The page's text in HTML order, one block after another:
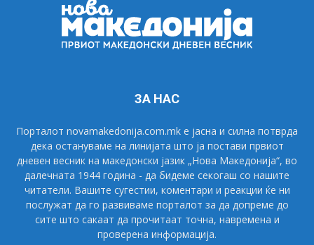
ЗА НАС
Порталот novamakedonija.com.mk е јасна и силна потврда
дека остануваме на линијата што ја постави првиот
дневен весник на македонски јазик „Нова Македонија“, во
далечната 1944 година - да бидеме секогаш со нашите
читатели. Вашите сугестии, коментари и реакции ќе ни
послужат да го развиваме порталот за да допреме до
сите што сакаат да прочитаат точна, навремена и
проверена информација.